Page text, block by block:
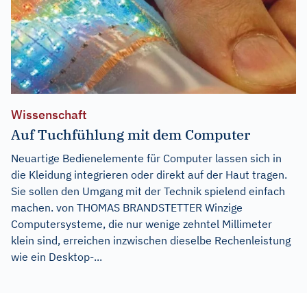
Wissenschaft
Auf Tuchfühlung mit dem Computer
Neuartige Bedienelemente für Computer lassen sich in
die Kleidung integrieren oder direkt auf der Haut tragen.
Sie sollen den Umgang mit der Technik spielend einfach
machen. von THOMAS BRANDSTETTER Winzige
Computersysteme, die nur wenige zehntel Millimeter
klein sind, erreichen inzwischen dieselbe Rechenleistung
wie ein Desktop-...